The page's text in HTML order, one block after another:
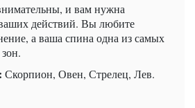
и вам нужна
действий. Вы любите
а ваша спина одна из самых
Скорпион, Овен, Стрелец, Лев.